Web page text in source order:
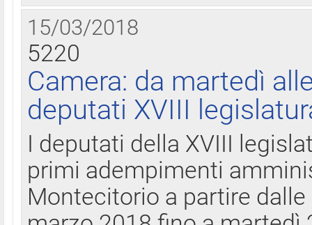
15/03/2018
5220
Camera: da martedì
deputati XVIII
I deputati della XVIII
primi adempimenti
Montecitorio a partire